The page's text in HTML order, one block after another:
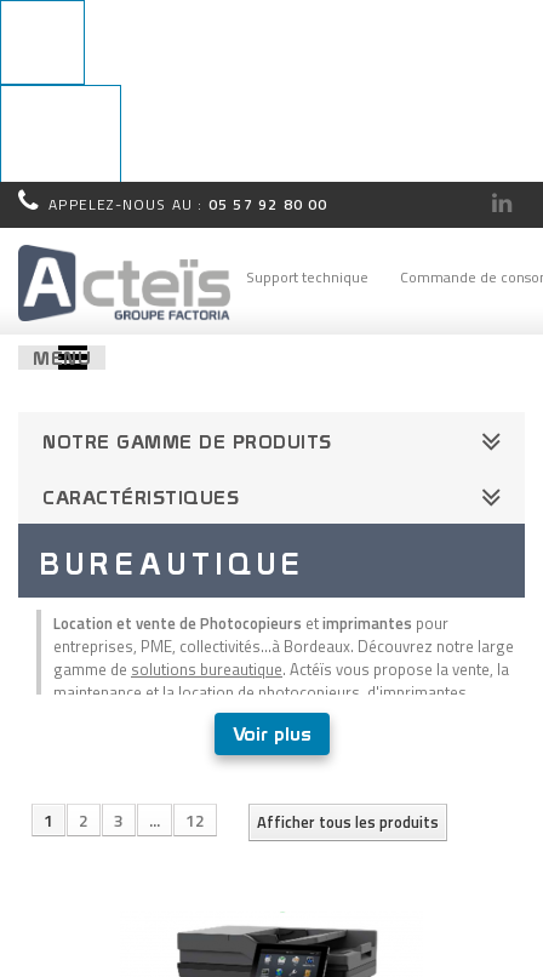
Rappel
immédiat !
APPELEZ-NOUS AU : 05 57 92 80 00
Support technique Commande de
MENU
NOTRE GAMME DE PRODUITS
CARACTÉRISTIQUES
BUREAUTIQUE
Location et vente de Photocopieurs etimprimantes pour
entreprises, PME, collectivités...à Bordeaux. Découvrez notre large
gamme de solutions bureautique. Actéïs vous propose la vente, la
maintenance et la location de photocopieurs , d'imprimantes
et de scanners à Bordeaux, en Gironde et plus
largement sur toute la Nouvelle Aquitaine.
RICOH(imprimantes, scanners, photocopieurs, traceurs...) sur la
Gironde. Un large choix de matériels professionnels qui offrent une
qualité d’image supérieure et des fonctionnalités intelligentes pour
Voir plus
Afficher tous les produits
1 2 3 ... 12